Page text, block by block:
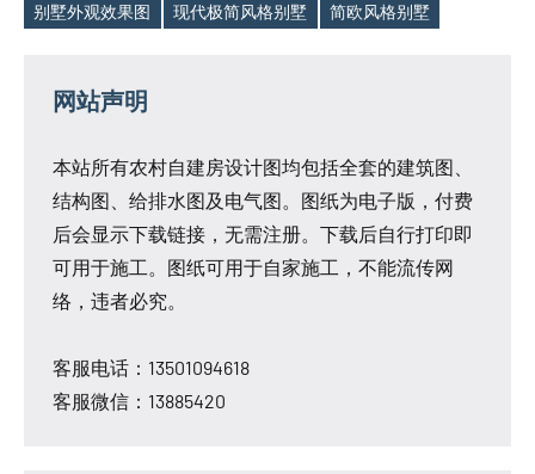
Tags
别墅外观效果图 现代极简风格别墅 简欧风格别墅
网站声明
本站所有农村自建房设计图均包括全套的建筑图、
结构图、给排水图及电气图。图纸为电子版，付费
后会显示下载链接，无需注册。下载后自行打印即
可用于施工。图纸可用于自家施工，不能流传网
络，违者必究。
客服电话：13501094618
客服微信：13885420